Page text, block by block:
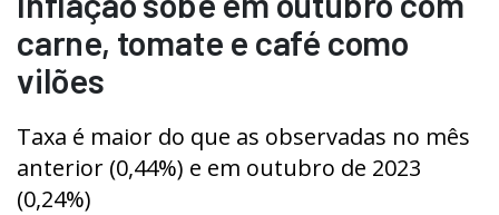
carne, tomate e café como
vilões
Taxa é maior do que as observadas no mês
anterior (0,44%) e em outubro de 2023
(0,24%)